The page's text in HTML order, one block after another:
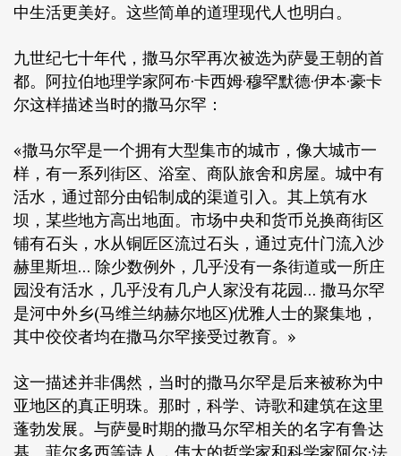
中生活更美好。这些简单的道理现代人也明白。
九世纪七十年代，撒马尔罕再次被选为萨曼王朝的首
都。阿拉伯地理学家阿布·卡西姆·穆罕默德·伊本·豪卡
尔这样描述当时的撒马尔罕：
«撒马尔罕是一个拥有大型集市的城市，像大城市一
样，有一系列街区、浴室、商队旅舍和房屋。城中有
活水，通过部分由铅制成的渠道引入。其上筑有水
坝，某些地方高出地面。市场中央和货币兑换商街区
铺有石头，水从铜匠区流过石头，通过克什门流入沙
赫里斯坦… 除少数例外，几乎没有一条街道或一所庄
园没有活水，几乎没有几户人家没有花园… 撒马尔罕
是河中外乡(马维兰纳赫尔地区)优雅人士的聚集地，
其中佼佼者均在撒马尔罕接受过教育。»
这一描述并非偶然，当时的撒马尔罕是后来被称为中
亚地区的真正明珠。那时，科学、诗歌和建筑在这里
蓬勃发展。与萨曼时期的撒马尔罕相关的名字有鲁达
基、菲尔多西等诗人，伟大的哲学家和科学家阿尔·法